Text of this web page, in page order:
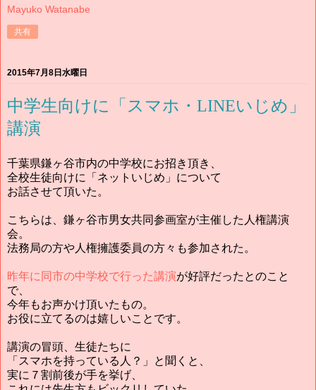
Mayuko Watanabe
共有
2015年7月8日水曜日
中学生向けに「スマホ・LINEいじめ」
講演
千葉県鎌ヶ谷市内の中学校にお招き頂き、
全校生徒向けに「ネットいじめ」について
お話させて頂いた。
こちらは、鎌ヶ谷市男女共同参画室が主催した人権講演
会。
法務局の方や人権擁護委員の方々も参加された。
昨年に同市の中学校で行った講演が好評だったとのこと
で、
今年もお声かけ頂いたもの。
お役に立てるのは嬉しいことです。
講演の冒頭、生徒たちに
「スマホを持っている人？」と聞くと、
実に７割前後が手を挙げ、